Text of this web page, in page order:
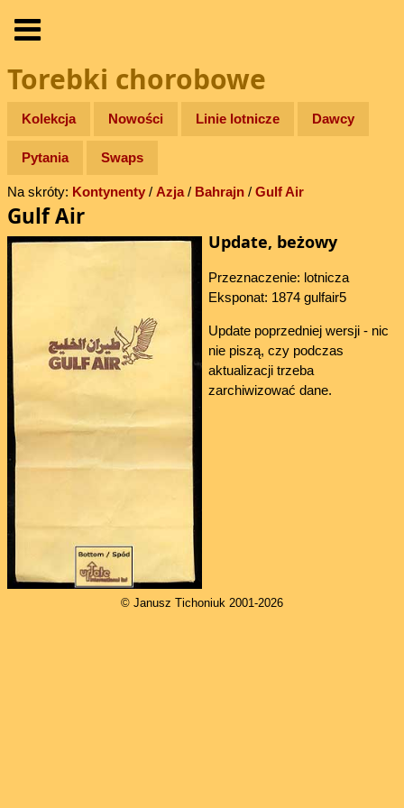
Torebki chorobowe
Kolekcja Nowości Linie lotnicze Dawcy
Pytania Swaps
Na skróty: Kontynenty/ Azja/ Bahrajn/ Gulf Air
Gulf Air
Update, beżowy
Przeznaczenie: lotnicza
Eksponat: 1874 gulfair5
Update poprzedniej wersji - nic
nie piszą, czy podczas
aktualizacji trzeba
zarchiwizować dane.
© Janusz Tichoniuk 2001-2026